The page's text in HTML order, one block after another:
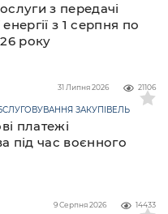
з передачі
з 1 серпня по
року
21106
31 Липня 2026
платежі
під час воєнного
ЗАКУПІВЕЛЬ
14433
9 Серпня 2026